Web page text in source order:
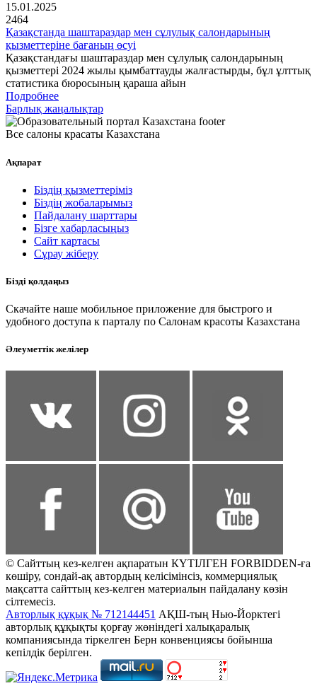
15.01.2025
2464
Қазақстанда шаштараздар мен сұлулық салондарының
қызметтеріне бағаның өсуі
Қазақстандағы шаштараздар мен сұлулық салондарының
қызметтері 2024 жылы қымбаттауды жалғастырды, бұл ұлттық
статистика бюросының қараша айын
Подробнее
Барлық жаңалықтар
Все салоны красаты Казахстана
Ақпарат
Біздің қызметтеріміз
Біздің жобаларымыз
Пайдалану шарттары
Бізге хабарласыңыз
Сайт картасы
Сұрау жіберу
Бізді қолдаңыз
Скачайте наше мобильное приложение для быстрого и
удобного доступа к парталу по Салонам красоты Казахстана
Әлеуметтік желілер
© Сайттың кез-келген ақпаратын КҮТІЛГЕН FORBIDDEN-ға
көшіру, сондай-ақ автордың келісімінсіз, коммерциялық
мақсатта сайттың кез-келген материалын пайдалану көзін
сілтемесіз.
Авторлық құқық № 712144451 АҚШ-тың Нью-Йорктегі
авторлық құқықты қорғау жөніндегі халықаралық
компаниясында тіркелген Берн конвенциясы бойынша
кепілдік берілген.